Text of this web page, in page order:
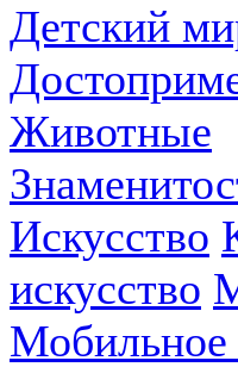
Детский
Животные
Искусство
искусство
Мобильное